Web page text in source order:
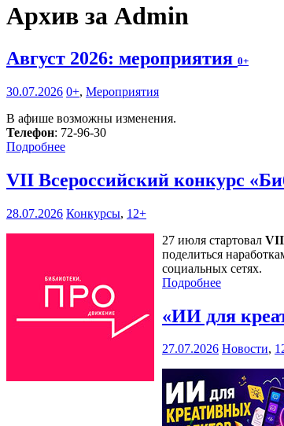
Архив за Admin
Август 2026: мероприятия 0+
30.07.2026 0+, Мероприятия
В афише возможны изменения.
Телефон: 72-96-30
Подробнее
VII Всероссийский конкурс
28.07.2026 Конкурсы, 12+
27 июля стартовал VII
поделиться
социальных сетях.
Подробнее
«ИИ для
27.07.2026 Новости,